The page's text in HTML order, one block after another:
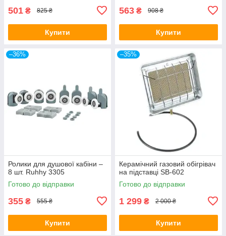
501 ₴ 825 ₴
Купити
563 ₴ 908 ₴
Купити
–36%
Ролики для душової кабіни –
8 шт. Ruhhy 3305
Готово до відправки
355 ₴ 555 ₴
Купити
–35%
Керамічний газовий обігрівач
на підставці SB-602
Готово до відправки
1 299 ₴ 2 000 ₴
Купити